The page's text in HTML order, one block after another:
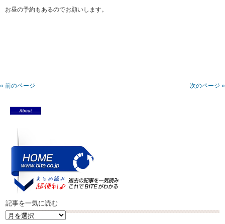
お昼の予約もあるのでお願いします。
« 前のページ 次のページ »
記事を一気に読む
記